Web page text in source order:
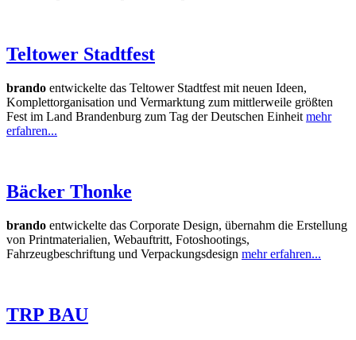
Teltower Stadtfest
brando entwickelte das Teltower Stadtfest mit neuen Ideen,
Komplettorganisation und Vermarktung zum mittlerweile größten
Fest im Land Brandenburg zum Tag der Deutschen Einheit mehr
erfahren...
Bäcker Thonke
brando entwickelte das Corporate Design, übernahm die Erstellung
von Printmaterialien, Webauftritt, Fotoshootings,
Fahrzeugbeschriftung und Verpackungsdesign mehr erfahren...
TRP BAU